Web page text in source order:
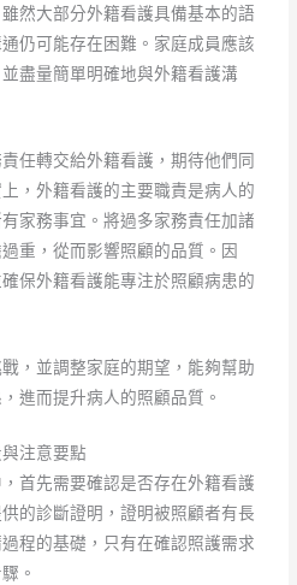
然大部分外籍看護具備基本的語
仍可能存在困難。家庭成員應該
盡量簡單明確地與外籍看護溝
任轉交給外籍看護，期待他們同
，外籍看護的主要職責是病人的
家務事宜。將過多家務責任加諸
重，從而影響照顧的品質。因
保外籍看護能專注於照顧病患的
，並調整家庭的期望，能夠幫助
進而提升病人的照顧品質。
注意要點
首先需要確認是否存在外籍看護
的診斷證明，證明被照顧者有長
程的基礎，只有在確認照護需求
。